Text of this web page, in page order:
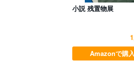
小説 残置物展
Amazonで購入